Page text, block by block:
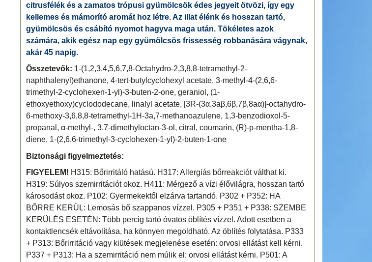
citrusfélék és a zamatos trópusi gyümölcsök édes jegyeit ötvözi, így egy
kellemes és mámorító aromát hoz létre. Az illat élénk és hosszan tartó,
gyümölcsös és csábító nyomot hagyva maga után. Tökéletes azok
számára, akik egész nap egy gyümölcsös frissesség robbanására vágynak,
akár 45 napig.
Összetevők: 1-(1,2,3,4,5,6,7,8-Octahydro-2,3,8,8-tetramethyl-2-
naphthalenyl)ethanone, 4-tert-butylcyclohexyl acetate, 3-methyl-4-(2,6,6-
trimethyl-2-cyclohexen-1-yl)-3-buten-2-one, geraniol, (1-
ethoxyethoxy)cyclododecane, linalyl acetate, [3R-(3α,3aβ,6β,7β,8aα)]-octahydro-
6-methoxy-3,6,8,8-tetramethyl-1H-3a,7-methanoazulene, 1,3-benzodioxol-5-
propanal, α-methyl-, 3,7-dimethyloctan-3-ol, citral, coumarin, (R)-p-mentha-1,8-
diene, 1-(2,6,6-trimethyl-3-cyclohexen-1-yl)-2-buten-1-one
Biztonsági figyelmeztetés:
FIGYELEM! H315: Bőrirritáló hatású. H317: Allergiás bőrreakciót válthat ki.
H319: Súlyos szemirritációt okoz. H411: Mérgező a vízi élővilágra, hosszan tartó
károsodást okoz. P102: Gyermekektől elzárva tartandó. P302 + P352: HA
BŐRRE KERÜL: Lemosás bő szappanos vízzel. P305 + P351 + P338: SZEMBE
KERÜLÉS ESETÉN: Több percig tartó óvatos öblítés vízzel. Adott esetben a
kontaktlencsék eltávolítása, ha könnyen megoldható. Az öblítés folytatása. P333
+ P313: Bőrirritáció vagy kiütések megjelenése esetén: orvosi ellátást kell kérni.
P337 + P313: Ha a szemirritáció nem múlik el: orvosi ellátást kérni. P501: A